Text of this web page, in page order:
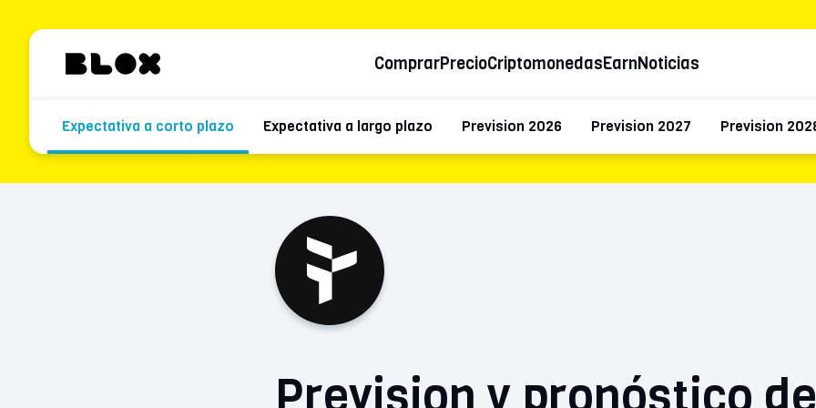
ComprarPrecioCriptomonedasEarnNoticias
Expectativa a corto plazo Expectativa a largo plazo Prevision 2026 Prevision 2027 Prevision